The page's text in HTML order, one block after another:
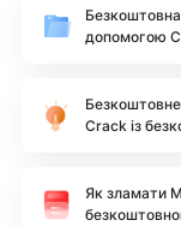
допомогою
Crack із
Як зламати